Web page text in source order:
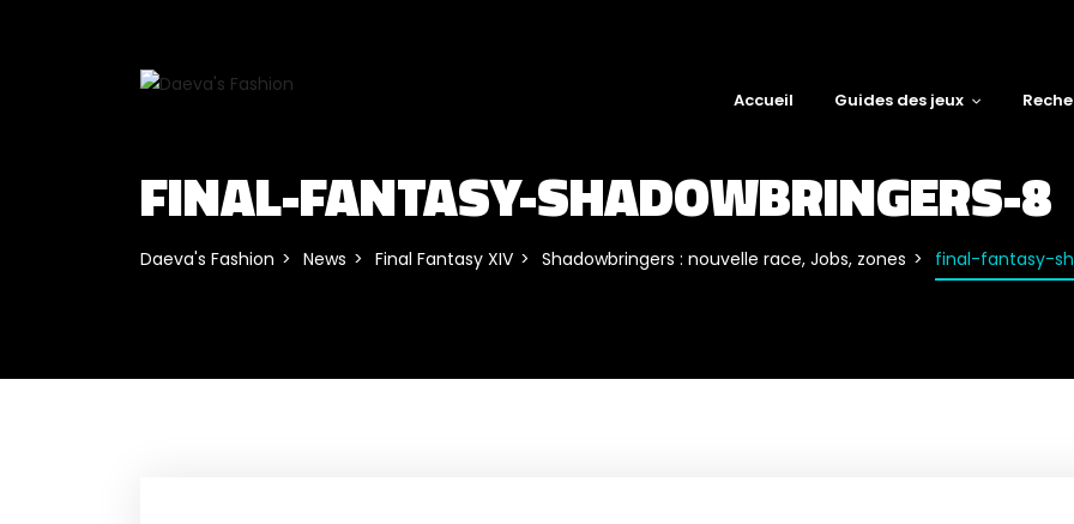
Accueil Guides des jeux
FINAL-FANTASY-SHADOWBRINGERS-8
Daeva's Fashion News Final Fantasy XIV Shadowbringers : nouvelle race, Jobs, zones final-fantasy-